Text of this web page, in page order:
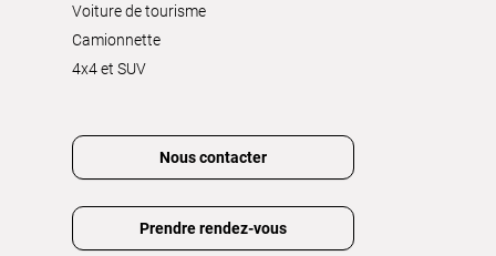
Voiture de tourisme
Camionnette
4x4 et SUV
Nous contacter
Prendre rendez-vous